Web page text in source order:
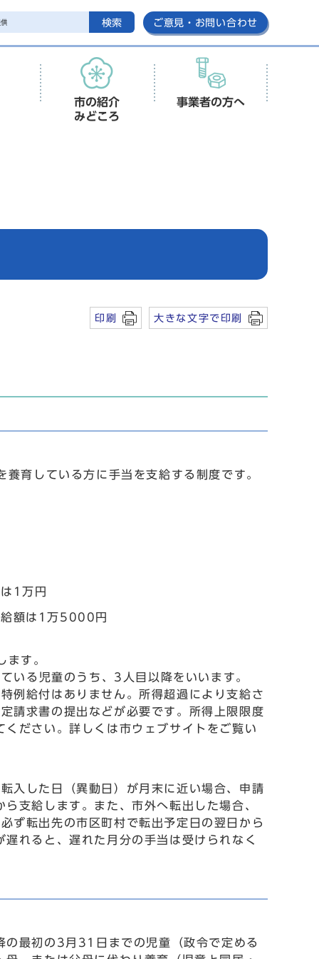
検索 ご意見・お問い合わせ
市の紹介
みどころ
事業者の方へ
印刷 大きな文字で印刷
育している方に手当を支給する制度です。
1万円
額は1万5000円
す。
る児童のうち、3人目以降をいいます。
例給付はありません。所得超過により支給さ
請求書の提出などが必要です。所得上限限度
ださい。詳しくは市ウェブサイトをご覧い
入した日（異動日）が月末に近い場合、申請
支給します。また、市外へ転出した場合、
ず転出先の市区町村で転出予定日の翌日から
れると、遅れた月分の手当は受けられなく
最初の3月31日までの児童（政令で定める